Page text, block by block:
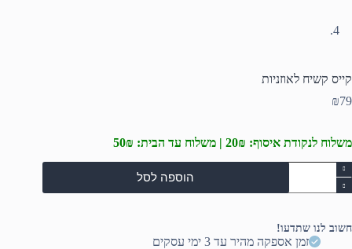
קייס קשיח לאוזניות
₪79
משלוח לנקודת איסוף: 20₪ | משלוח עד הבית: 50₪
כמות
של
קייס
לאוזניות
הוספה לסל
חשוב לנו שתדעו!
זמן אספקה מהיר עד 3 ימי עסקים